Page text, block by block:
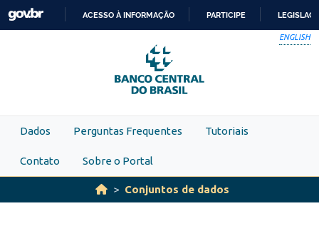
Skip to main content
PARA
O
CONTEÚDO
ACESSO À INFORMAÇÃO PARTICIPE
ENGLISH
Dados Perguntas Frequentes Tutoriais
Contato Sobre o Portal
Conjuntos de dados